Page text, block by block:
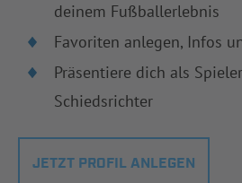
deinem Fußballerlebnis
Favoriten anlegen, Infos
Präsentiere dich als
Schiedsrichter
JETZT PROFIL ANLEGEN